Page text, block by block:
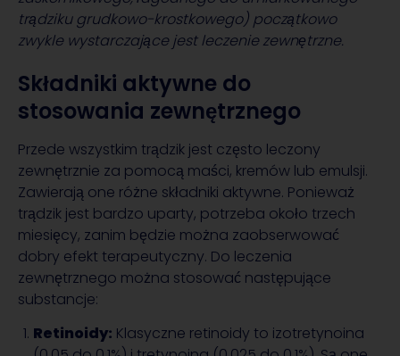
trądziku grudkowo-krostkowego) początkowo
zwykle wystarczające jest leczenie zewnętrzne.
Składniki aktywne do
stosowania zewnętrznego
Przede wszystkim trądzik jest często leczony
zewnętrznie za pomocą maści, kremów lub emulsji.
Zawierają one różne składniki aktywne. Ponieważ
trądzik jest bardzo uparty, potrzeba około trzech
miesięcy, zanim będzie można zaobserwować
dobry efekt terapeutyczny. Do leczenia
zewnętrznego można stosować następujące
substancje:
Retinoidy: Klasyczne retinoidy to izotretynoina